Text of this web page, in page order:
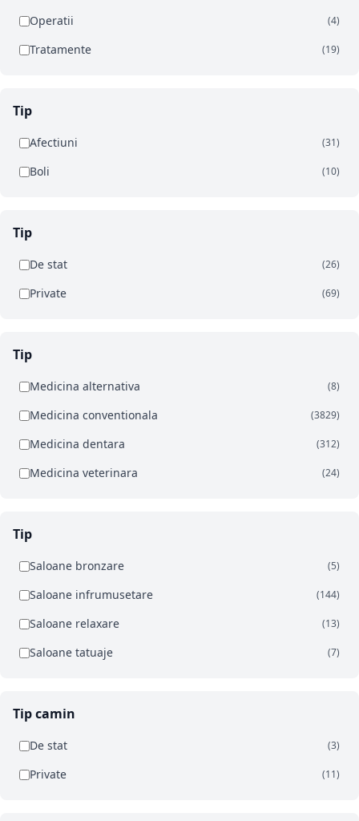
Operatii (4)
Tratamente (19)
Tip
Afectiuni (31)
Boli (10)
Tip
De stat (26)
Private (69)
Tip
Medicina alternativa (8)
Medicina conventionala (3829)
Medicina dentara (312)
Medicina veterinara (24)
Tip
Saloane bronzare (5)
Saloane infrumusetare (144)
Saloane relaxare (13)
Saloane tatuaje (7)
Tip camin
De stat (3)
Private (11)